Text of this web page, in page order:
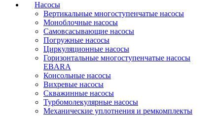
Насосы
Вертикальные многоступенчатые насосы
Моноблочные насосы
Самовсасывающие насосы
Погружные насосы
Циркуляционные насосы
Горизонтальные многоступенчатые насосы
EBARA
Консольные насосы
Вихревые насосы
Скважинные насосы
Турбомолекулярные насосы
Механические уплотнения и ремкомплекты